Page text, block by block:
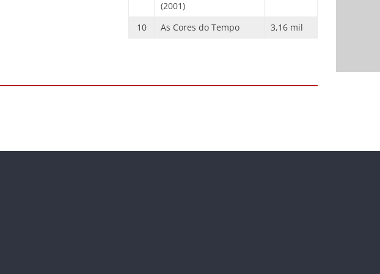
(2001)
10
As Cores do Tempo 3,16 mil